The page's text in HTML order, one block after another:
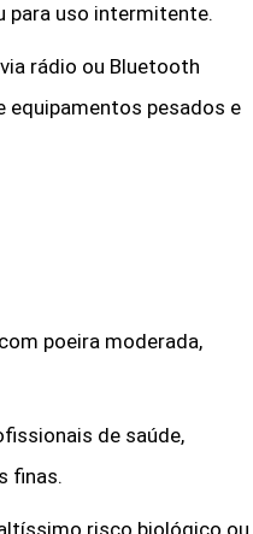
para uso intermitente.
rádio ou Bluetooth
equipamentos pesados e
poeira moderada,
de saúde,
finas.
risco biológico ou